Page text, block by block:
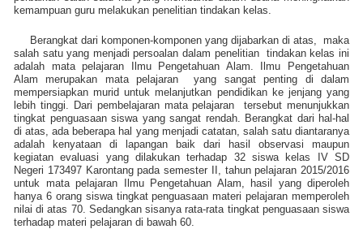
kemampuan guru melakukan penelitian tindakan kelas.
Berangkat dari komponen-komponen yang dijabarkan di atas,
maka
salah satu yang menjadi persoalan dalam penelitian
tindakan kelas ini
adalah mata pelajaran Ilmu Pengetahuan Alam. Ilmu Pengetahuan
Alam merupakan mata pelajaran
yang sangat penting di dalam
mempersiapkan murid untuk melanjutkan pendidikan ke jenjang yang
lebih tinggi. Dari pembelajaran mata pelajaran
tersebut menunjukkan
tingkat penguasaan siswa yang sangat rendah. Berangkat dari hal-hal
di atas, ada beberapa hal yang menjadi catatan, salah satu diantaranya
adalah kenyataan di lapangan baik dari hasil observasi maupun
kegiatan evaluasi yang dilakukan terhadap 32 siswa kelas IV SD
Negeri 173497 Karontang pada semester II, tahun pelajaran 2015/2016
untuk mata pelajaran Ilmu Pengetahuan Alam, hasil yang diperoleh
hanya 6 orang siswa tingkat penguasaan materi pelajaran memperoleh
nilai di atas 70. Sedangkan sisanya rata-rata tingkat penguasaan siswa
terhadap materi pelajaran di bawah 60.